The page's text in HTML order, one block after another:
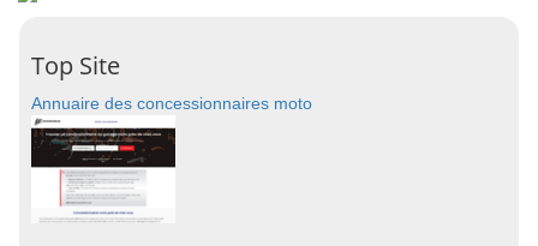
Top Site
Annuaire des concessionnaires moto